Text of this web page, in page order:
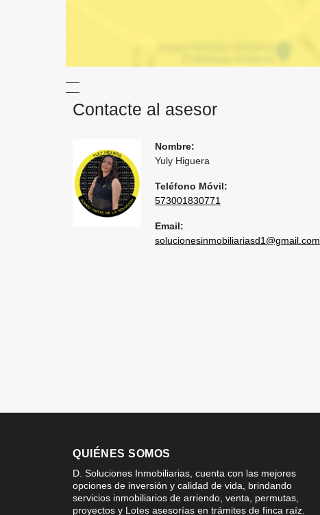
Contacte al asesor
Nombre:
Yuly Higuera
Teléfono Móvil:
573001830771
Email:
solucionesinmobiliariasd1@gmail.com
QUIÉNES SOMOS
D. Soluciones Inmobiliarias, cuenta con las mejores
opciones de inversión y calidad de vida, brindando
servicios inmobiliarios de arriendo, venta, permutas,
proyectos y Lotes asesorías en trámites de finca raíz.